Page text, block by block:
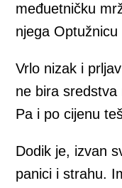
međuetničku
njega
Vrlo nizak i
ne bira sredstva
Pa i po cijenu
Dodik je, izvan
panici i strahu.